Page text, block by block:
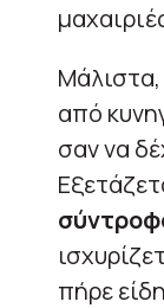
Μάλιστα,
από
σαν να
πήρε